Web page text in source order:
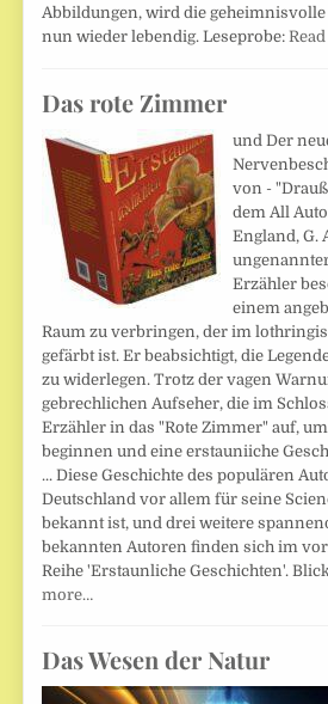
Abbildungen, wird die geheimnisvolle
nun wieder lebendig. Leseprobe:
Das rote Zimmer
und Der
von -
dem All
England, G.
Erzähler
einem
Raum zu verbringen, der im
gefärbt ist. Er beabsichtigt, die
zu widerlegen. Trotz der vagen
gebrechlichen Aufseher, die im
Erzähler in das "Rote Zimmer" auf,
beginnen und eine erstauniiche
... Diese Geschichte des populären
Deutschland vor allem für seine
bekannt ist, und drei weitere
bekannten Autoren finden sich im
Reihe 'Erstaunliche Geschichten'.
more…
Das Wesen der Natur